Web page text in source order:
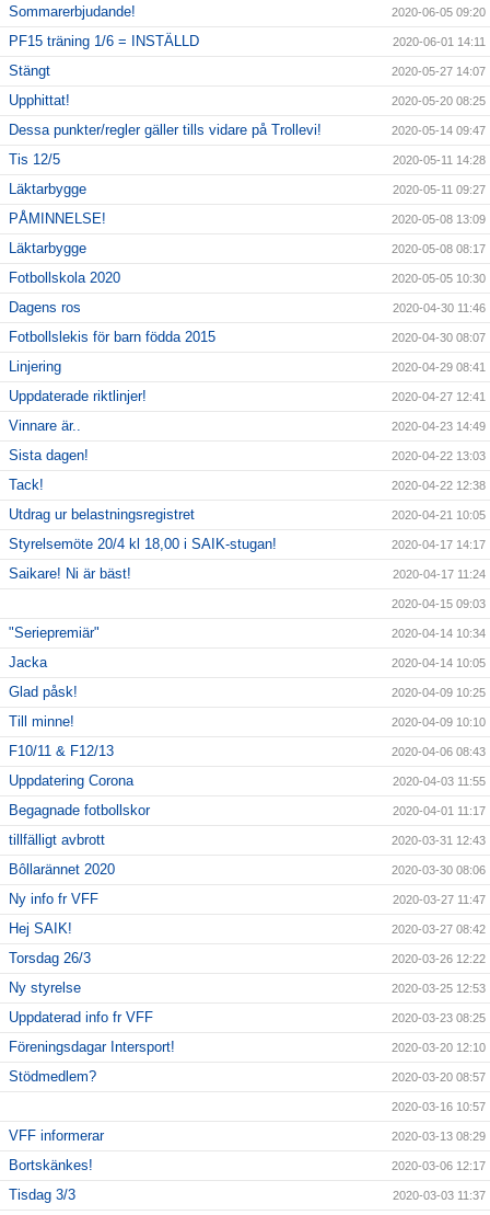
Sommarerbjudande! 2020-06-05 09:20
PF15 träning 1/6 = INSTÄLLD 2020-06-01 14:11
Stängt 2020-05-27 14:07
Upphittat! 2020-05-20 08:25
Dessa punkter/regler gäller tills vidare på Trollevi! 2020-05-14 09:47
Tis 12/5 2020-05-11 14:28
Läktarbygge 2020-05-11 09:27
PÅMINNELSE! 2020-05-08 13:09
Läktarbygge 2020-05-08 08:17
Fotbollskola 2020 2020-05-05 10:30
Dagens ros 2020-04-30 11:46
Fotbollslekis för barn födda 2015 2020-04-30 08:07
Linjering 2020-04-29 08:41
Uppdaterade riktlinjer! 2020-04-27 12:41
Vinnare är.. 2020-04-23 14:49
Sista dagen! 2020-04-22 13:03
Tack! 2020-04-22 12:38
Utdrag ur belastningsregistret 2020-04-21 10:05
Styrelsemöte 20/4 kl 18,00 i SAIK-stugan! 2020-04-17 14:17
Saikare! Ni är bäst! 2020-04-17 11:24
2020-04-15 09:03
"Seriepremiär" 2020-04-14 10:34
Jacka 2020-04-14 10:05
Glad påsk! 2020-04-09 10:25
Till minne! 2020-04-09 10:10
F10/11 & F12/13 2020-04-06 08:43
Uppdatering Corona 2020-04-03 11:55
Begagnade fotbollskor 2020-04-01 11:17
tillfälligt avbrott 2020-03-31 12:43
Bôllarännet 2020 2020-03-30 08:06
Ny info fr VFF 2020-03-27 11:47
Hej SAIK! 2020-03-27 08:42
Torsdag 26/3 2020-03-26 12:22
Ny styrelse 2020-03-25 12:53
Uppdaterad info fr VFF 2020-03-23 08:25
Föreningsdagar Intersport! 2020-03-20 12:10
Stödmedlem? 2020-03-20 08:57
2020-03-16 10:57
VFF informerar 2020-03-13 08:29
Bortskänkes! 2020-03-06 12:17
Tisdag 3/3 2020-03-03 11:37